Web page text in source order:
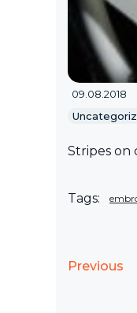
09.08.2018
Stripes on
Tags:
Previous